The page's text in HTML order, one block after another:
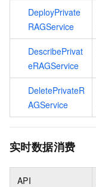
DeployPrivate
RAGService
DescribePrivat
eRAGService
DeletePrivateR
AGService
实时数据消费
API